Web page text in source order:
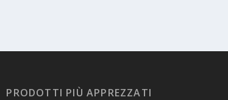
PRODOTTI PIÙ APPREZZATI